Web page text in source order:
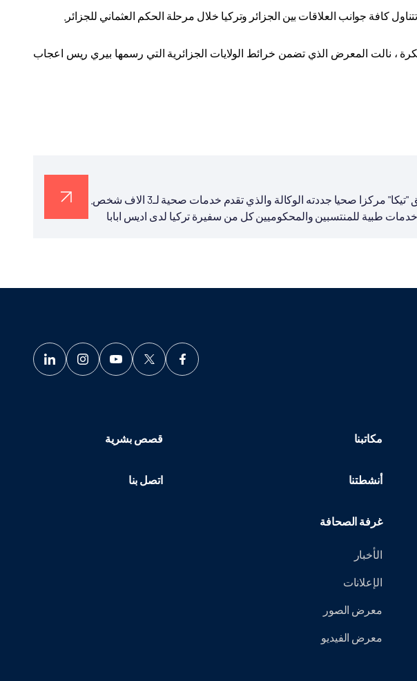
كافة جوانب العلاقات بين الجزائر وتركيا خلال مرحلة الحكم العثماني للجزائر.
، نالت المعرض الذي تضمن خرائط الولايات الجزائرية التي رسمها بيري ريس اعجاب
افتتحت الوكالة التركية للتعاون والتنسيق "تيكا" مركزا صحيا جددته الوكالة والذي تقدم خدمات صحية لـ3 الاف شخص.
طبية للمنتسبين والمحكوميين كل من سفيرة تركيا لدى اديس ابابا
مكاتبنا
أنشطتنا
غرفة الصحافة
الأخبار
الإعلانات
معرض الصور
معرض الفيديو
قصص بشرية
اتصل بنا